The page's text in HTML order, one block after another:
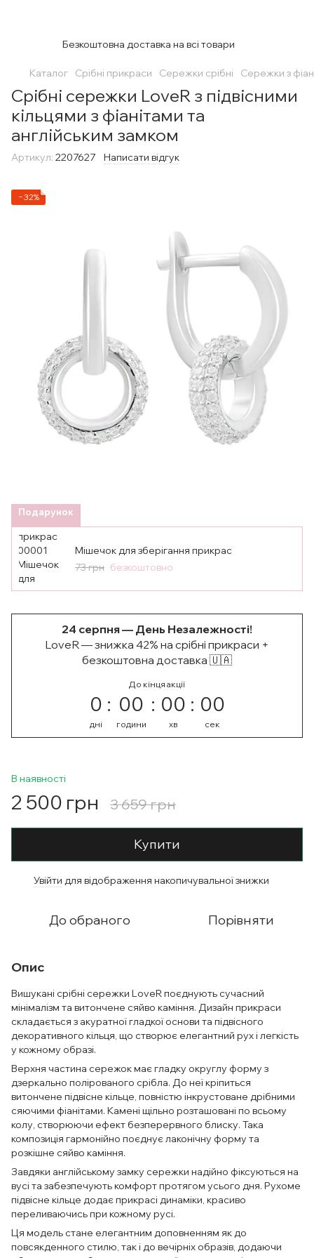
Безкоштовна доставка на всі товари
Каталог Срібні прикраси Сережки срібні Сережки з
Срібні сережки LoveR з підвісними
кільцями з фіанітами та
англійським замком
Артикул: 2207627 Написати відгук
−32%
Подарунок
Мішечок для зберігання прикрас
73 грн безкоштовно
24 серпня — День Незалежності!
LoveR — знижка 42% на срібні прикраси +
безкоштовна доставка 🇺🇦
До кінця акції
0
дні
00
години
00
хв
00
сек
В наявності
2 500 грн 3 659 грн
Купити
Увійти для відображення накопичувальної знижки
До обраного Порівняти
Опис
Вишукані срібні сережки LoveR поєднують сучасний
мінімалізм та витончене сяйво каміння. Дизайн прикраси
складається з акуратної гладкої основи та підвісного
декоративного кільця, що створює елегантний рух і легкість
у кожному образі.
Верхня частина сережок має гладку округлу форму з
дзеркально полірованого срібла. До неї кріпиться
витончене підвісне кільце, повністю інкрустоване дрібними
сяючими фіанітами. Камені щільно розташовані по всьому
колу, створюючи ефект безперервного блиску. Така
композиція гармонійно поєднує лаконічну форму та
розкішне сяйво каміння.
Завдяки англійському замку сережки надійно фіксуються на
вусі та забезпечують комфорт протягом усього дня. Рухоме
підвісне кільце додає прикрасі динаміки, красиво
переливаючись при кожному русі.
Ця модель стане елегантним доповненням як до
повсякденного стилю, так і до вечірніх образів, додаючи